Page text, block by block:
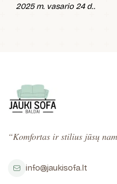
2025 m. vasario 24 d..
“Komfortas ir stilius jūsų
info@jaukisofa.lt